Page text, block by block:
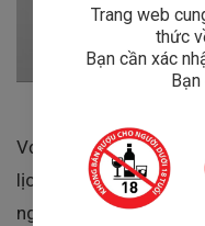
Với màu vàng ánh
lịch, Rượu Vang
người yêu vang ngay
Trang web
thức
Bạn cần xác